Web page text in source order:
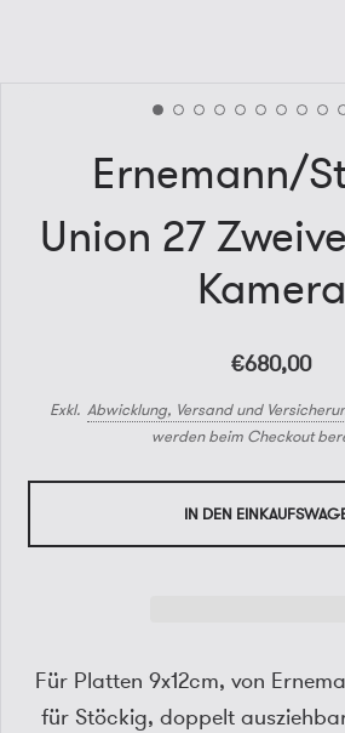
Ernemann/
Union 27
Kamera
€680,00
Exkl.Abwicklung, Versand und
werden beim Checkout
IN DEN
Für Platten 9x12cm, von
für Stöckig, doppelt